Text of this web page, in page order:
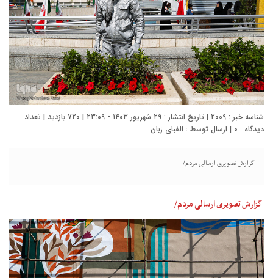
شناسه خبر : 2009 | تاریخ انتشار : ۲۹ شهریور ۱۴۰۳ - ۲۳:۰۹ | 720 بازدید | تعداد
دیدگاه : 0 | ارسال توسط : الفبای زبان
گزارش تصویری ارسالی مردم/
گزارش تصویری ارسالی مردم/